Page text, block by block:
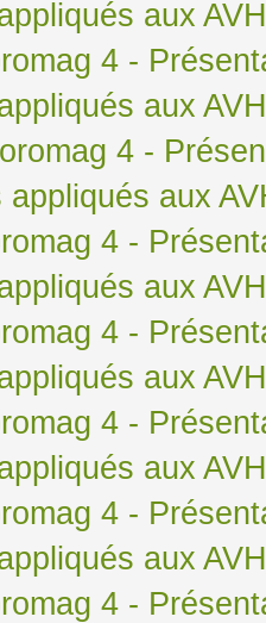
aux AVH
4 -
aux AVH
4 -
appliqués aux
4 -
aux AVH
4 -
aux AVH
4 -
aux AVH
4 -
aux AVH
4 -